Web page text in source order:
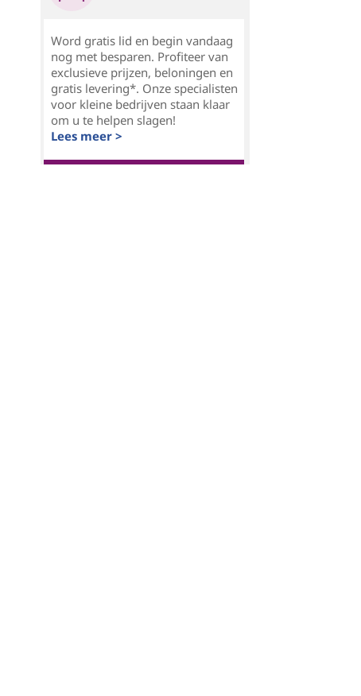
Word gratis lid en begin vandaag
nog met besparen. Profiteer van
exclusieve prijzen, beloningen en
gratis levering*. Onze specialisten
voor kleine bedrijven staan klaar
om u te helpen slagen!
Lees meer >